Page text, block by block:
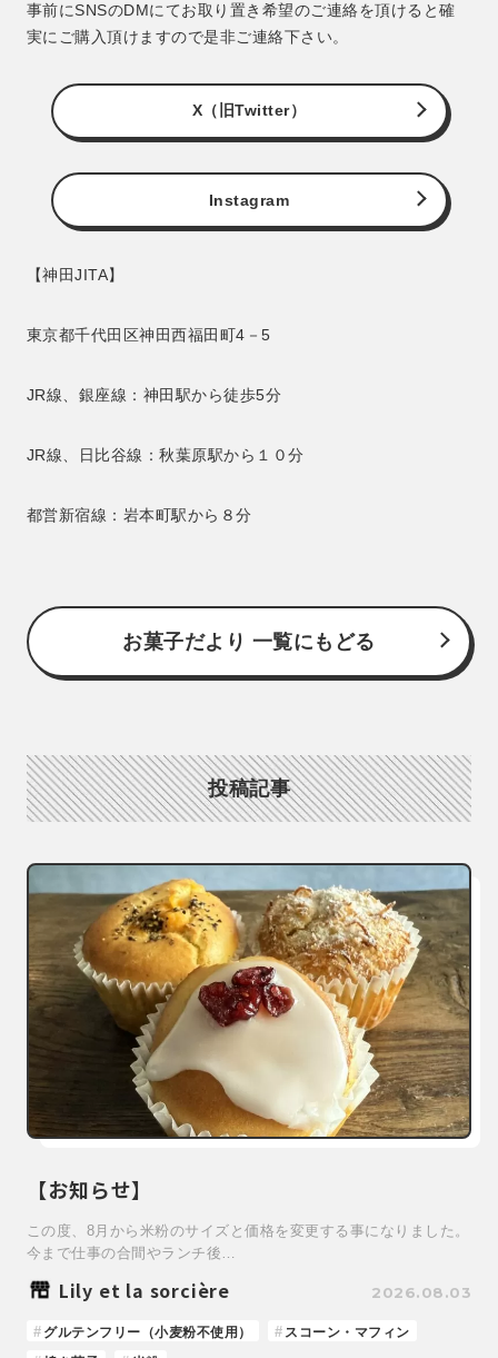
事前にSNSのDMにてお取り置き希望のご連絡を頂けると確
実にご購入頂けますので是非ご連絡下さい。
X（旧Twitter）
Instagram
【神田JITA】
東京都千代田区神田西福田町4－5
JR線、銀座線：神田駅から徒歩5分
JR線、日比谷線：秋葉原駅から１０分
都営新宿線：岩本町駅から８分
お菓子だより 一覧にもどる
投稿記事
【お知らせ】
この度、8月から米粉のサイズと価格を変更する事になりました。
今まで仕事の合間やランチ後…
Lily et la sorcière 2026.08.03
グルテンフリー（小麦粉不使用）
スコーン・マフィン